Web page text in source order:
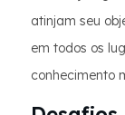
atinjam seu
em todos os
conhecimento